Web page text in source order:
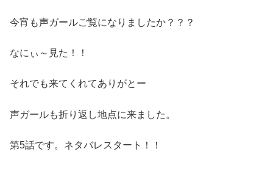
今宵も声ガールご覧になりましたか？？？
なにぃ～見た！！
それでも来てくれてありがとー
声ガールも折り返し地点に来ました。
第5話です。ネタバレスタート！！